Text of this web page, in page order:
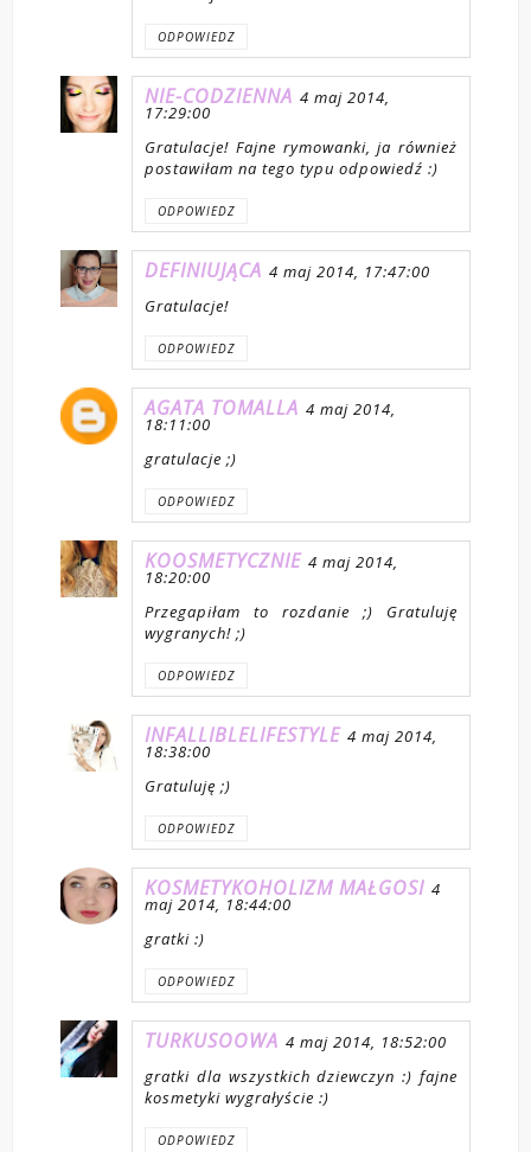
ODPOWIEDZ
NIE-CODZIENNA 4 maj 2014,
17:29:00
Gratulacje! Fajne rymowanki, ja również
postawiłam na tego typu odpowiedź :)
ODPOWIEDZ
DEFINIUJĄCA 4 maj 2014, 17:47:00
Gratulacje!
ODPOWIEDZ
AGATA TOMALLA 4 maj 2014,
18:11:00
gratulacje ;)
ODPOWIEDZ
KOOSMETYCZNIE 4 maj 2014,
18:20:00
Przegapiłam to rozdanie ;) Gratuluję
wygranych! ;)
ODPOWIEDZ
INFALLIBLELIFESTYLE 4 maj 2014,
18:38:00
Gratuluję ;)
ODPOWIEDZ
KOSMETYKOHOLIZM MAŁGOSI 4
maj 2014, 18:44:00
gratki :)
ODPOWIEDZ
TURKUSOOWA 4 maj 2014, 18:52:00
gratki dla wszystkich dziewczyn :) fajne
kosmetyki wygrałyście :)
ODPOWIEDZ